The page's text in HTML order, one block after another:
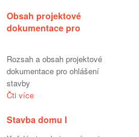
Obsah projektové
dokumentace pro
Rozsah a obsah projektové
dokumentace pro ohlášení
stavby
Čti více
Stavba domu I